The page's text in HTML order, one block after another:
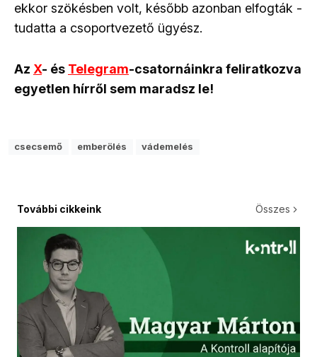
ekkor szökésben volt, később azonban elfogták -
tudatta a csoportvezető ügyész.
Az X- és Telegram-csatornáinkra feliratkozva
egyetlen hírről sem maradsz le!
csecsemő emberölés vádemelés
További cikkeink Összes